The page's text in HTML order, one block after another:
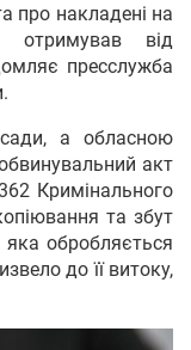
про накладені на
отримував від
пресслужба
а обласною
акт
Кримінального
та збут
обробляється
до її витоку,